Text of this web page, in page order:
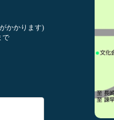
かかります)
で